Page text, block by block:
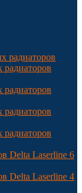
радиаторов
Delta Laserline 6
Delta Laserline 4